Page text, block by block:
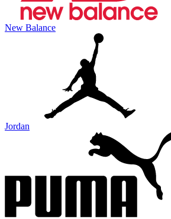
New Balance
Jordan